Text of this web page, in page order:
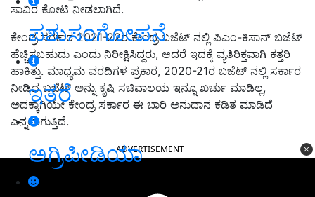
ಪಶುಸಂಗೋಪನೆ
ಇತರೆ
ಅಗ್ರಿಪೀಡಿಯಾ
ಸಾವಿರ ಕೋಟಿ ನೀಡಲಾಗಿದೆ.
ಕೇಂದ್ರ ಸರಕಾರ 2021-22ರ ಕೇಂದ್ರ ಬಜೆಟ್ ನಲ್ಲಿ ಪಿಎಂ-ಕಿಸಾನ್ ಬಜೆಟ್
ಹೆಚ್ಚಿಸಬಹುದು ಎಂದು ನಿರೀಕ್ಷಿಸಿದ್ದರು, ಆದರೆ ಇದಕ್ಕೆ ವ್ಯತಿರಿಕ್ತವಾಗಿ ಕತ್ತರಿ
ಹಾಕಿತ್ತು. ಮಾಧ್ಯಮ ವರದಿಗಳ ಪ್ರಕಾರ, 2020-21ರ ಬಜೆಟ್ ನಲ್ಲಿ ಸರ್ಕಾರ
ನೀಡಿದ ಬಜೆಟ್ ಅನ್ನು ಕೃಷಿ ಸಚಿವಾಲಯ ಇನ್ನೂ ಖರ್ಚು ಮಾಡಿಲ್ಲ,
ಅದಕ್ಕಾಗಿಯೇ ಕೇಂದ್ರ ಸರ್ಕಾರ ಈ ಬಾರಿ ಅನುದಾನ ಕಡಿತ ಮಾಡಿದೆ
ಎನ್ನಲಾಗುತ್ತಿದೆ.
ADVERTISEMENT